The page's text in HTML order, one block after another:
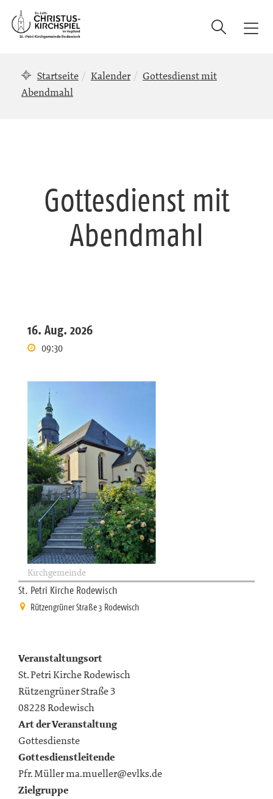
T
Suche
Startseite Kalender
Gottesdienst mit
Abendmahl
Gottesdienst mit
Abendmahl
16. Aug. 2026
09:30
Kirchgemeinde
St. Petri Kirche Rodewisch
Rützengrüner Straße 3 Rodewisch
Veranstaltungsort
St. Petri Kirche Rodewisch
Rützengrüner Straße 3
08228 Rodewisch
Art der Veranstaltung
Gottesdienste
Gottesdienstleitende
Pfr. Müller ma.mueller@evlks.de
Zielgruppe